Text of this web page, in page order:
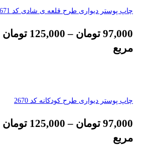
چاپ پوستر دیواری طرح قلعه ی شادی کد 2671
97,000 تومان –
125,000 تومان
مربع
چاپ پوستر دیواری طرح کودکانه کد 2670
97,000 تومان –
125,000 تومان
مربع